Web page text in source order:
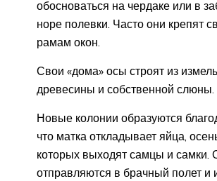
обосноваться на чердаке или в
норе полевки. Часто они крепят
рамам окон.
Свои «дома» осы строят из
древесины и собственной слюны.
Новые колонии образуются
что матка откладывает яйца,
которых выходят самцы и самки.
отправляются в брачный полет и